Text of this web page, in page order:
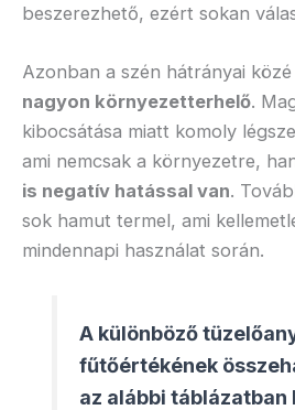
beszerezhető, ezért sokan
Azonban a szén hátrányai
nagyon környezetterhelő.
kibocsátása miatt komoly
ami nemcsak a környezetre,
is negatív hatással van.
sok hamut termel, ami
mindennapi használat során.
A különböző
fűtőértékének
az alábbi táblázatban